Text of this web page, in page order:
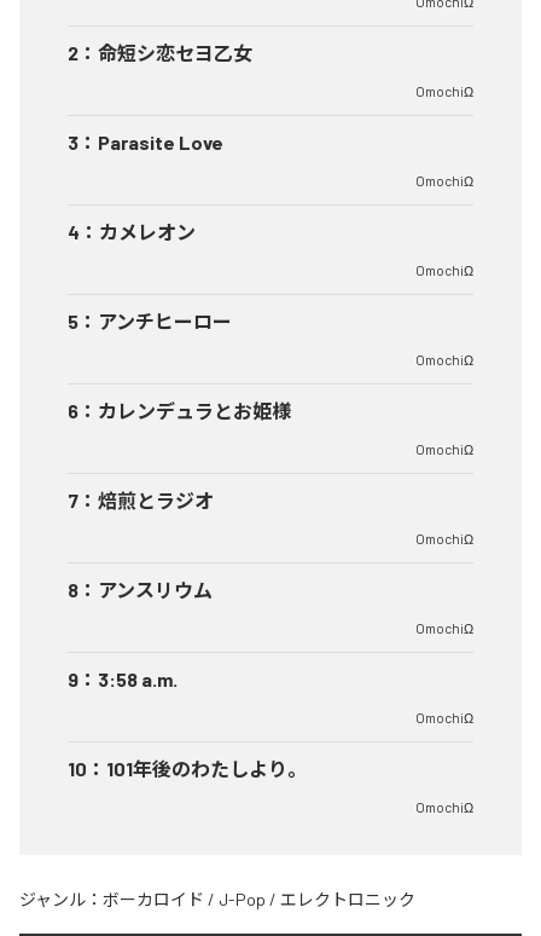
2 ： 命短シ恋セヨ乙女
OmochiΩ
3 ： Parasite Love
OmochiΩ
4 ： カメレオン
OmochiΩ
5 ： アンチヒーロー
OmochiΩ
6 ： カレンデュラとお姫様
OmochiΩ
7 ： 焙煎とラジオ
OmochiΩ
8 ： アンスリウム
OmochiΩ
9 ： 3:58 a.m.
OmochiΩ
10 ： 101年後のわたしより。
OmochiΩ
ジャンル： ボーカロイド / J-Pop / エレクトロニック